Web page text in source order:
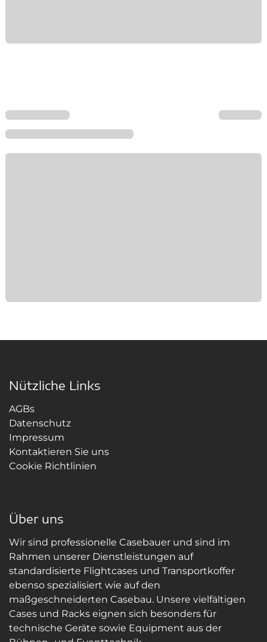
Nützliche Links
AGBs
Datenschutz
Impressum
Kontaktieren Sie uns
Cookie Richtlinien
Über uns
Wir sind professionelle Casebauer und sind im
Rahmen unserer Dienstleistungen auf
standardisierte Flightcases und Transportkoffer
ebenso spezialisiert wie auf den
maßgeschneiderten Casebau. Unsere vielfältigen
Cases und Racks eignen sich besonders für
technische Geräte sowie Equipment aus der